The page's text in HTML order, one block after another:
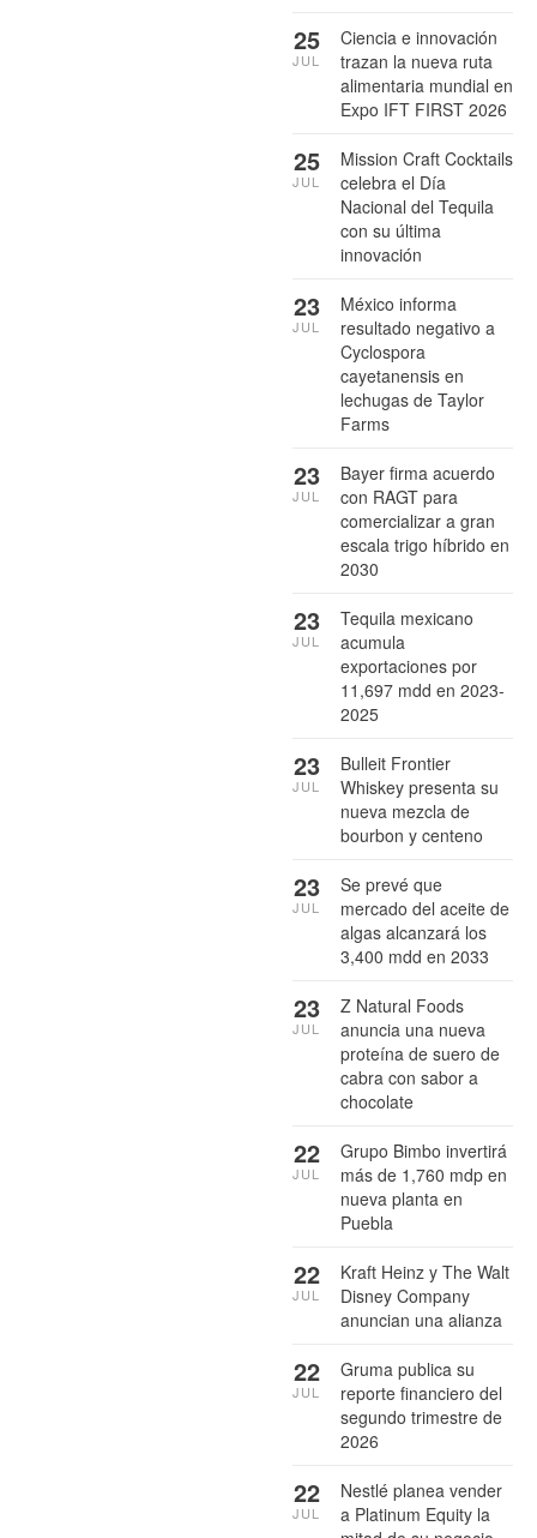
Ciencia e innovación
trazan la nueva ruta
alimentaria mundial en
Expo IFT FIRST 2026
25
JUL
Mission Craft Cocktails
celebra el Día
Nacional del Tequila
con su última
innovación
25
JUL
México informa
resultado negativo a
Cyclospora
cayetanensis en
lechugas de Taylor
Farms
23
JUL
Bayer firma acuerdo
con RAGT para
comercializar a gran
escala trigo híbrido en
2030
23
JUL
Tequila mexicano
acumula
exportaciones por
11,697 mdd en 2023-
2025
23
JUL
Bulleit Frontier
Whiskey presenta su
nueva mezcla de
bourbon y centeno
23
JUL
Se prevé que
mercado del aceite de
algas alcanzará los
3,400 mdd en 2033
23
JUL
Z Natural Foods
anuncia una nueva
proteína de suero de
cabra con sabor a
chocolate
23
JUL
Grupo Bimbo invertirá
más de 1,760 mdp en
nueva planta en
Puebla
22
JUL
Kraft Heinz y The Walt
Disney Company
anuncian una alianza
22
JUL
Gruma publica su
reporte financiero del
segundo trimestre de
2026
22
JUL
Nestlé planea vender
a Platinum Equity la
22
JUL